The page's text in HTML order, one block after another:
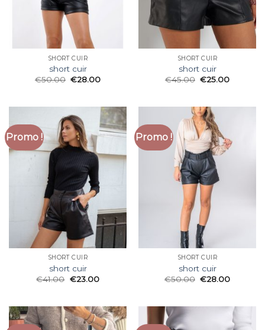
SHORT CUIR
short cuir
€50.00 €28.00
SHORT CUIR
short cuir
€45.00 €25.00
Promo !
SHORT CUIR
short cuir
€41.00 €23.00
Promo !
SHORT CUIR
short cuir
€50.00 €28.00